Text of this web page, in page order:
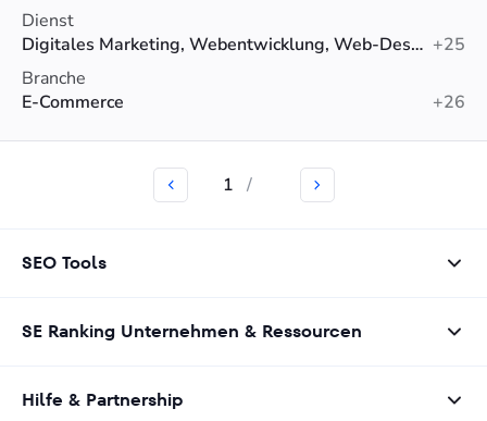
Dienst
Digitales Marketing, Webentwicklung, Web-Design +25
Branche
E-Commerce
+26
1 /
SEO Tools
SE Ranking Unternehmen & Ressourcen
Hilfe & Partnership